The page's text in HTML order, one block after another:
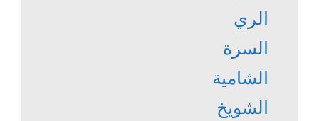
الري
السرة
الشامية
الشويخ